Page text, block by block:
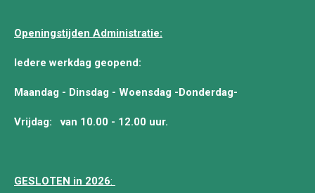
Openingstijden Administratie:
Iedere werkdag geopend:
Maandag - Dinsdag - Woensdag -Donderdag-
Vrijdag:van 10.00 - 12.00 uur.
GESLOTEN in 2026: